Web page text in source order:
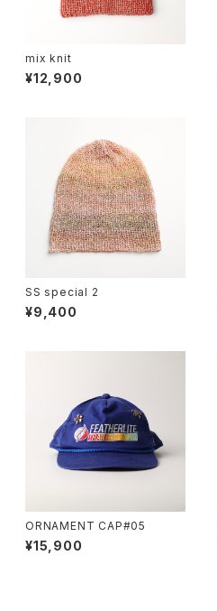
mix knit
¥12,900
SS special 2
¥9,400
ORNAMENT CAP#05
¥15,900